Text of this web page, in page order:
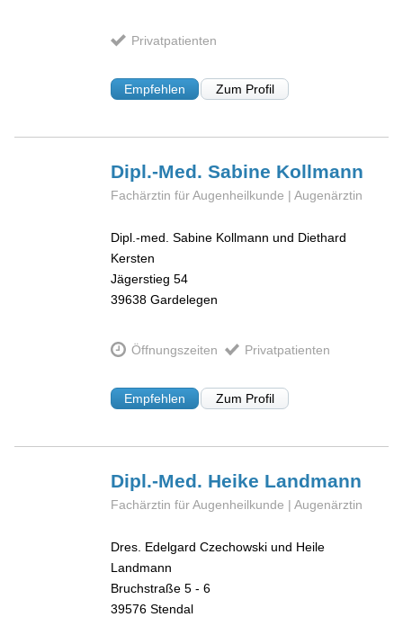
Privatpatienten
Empfehlen Zum Profil
Dipl.-Med. Sabine Kollmann
Fachärztin für Augenheilkunde | Augenärztin
Dipl.-med. Sabine Kollmann und Diethard
Kersten
Jägerstieg 54
39638 Gardelegen
Öffnungszeiten Privatpatienten
Empfehlen Zum Profil
Dipl.-Med. Heike Landmann
Fachärztin für Augenheilkunde | Augenärztin
Dres. Edelgard Czechowski und Heile
Landmann
Bruchstraße 5 - 6
39576 Stendal